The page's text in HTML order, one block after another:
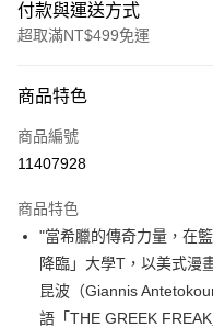
付款與運送方式
超取滿NT$499免運
信用卡一次付款
超商取貨付款
Apple Pay
街口支付
悠遊付
商品特色
商品編號
11407928
商品特色
"當希臘的傳奇力量，在
降臨」大學T，以美式漫
昆波（Giannis
語「THE GREEK